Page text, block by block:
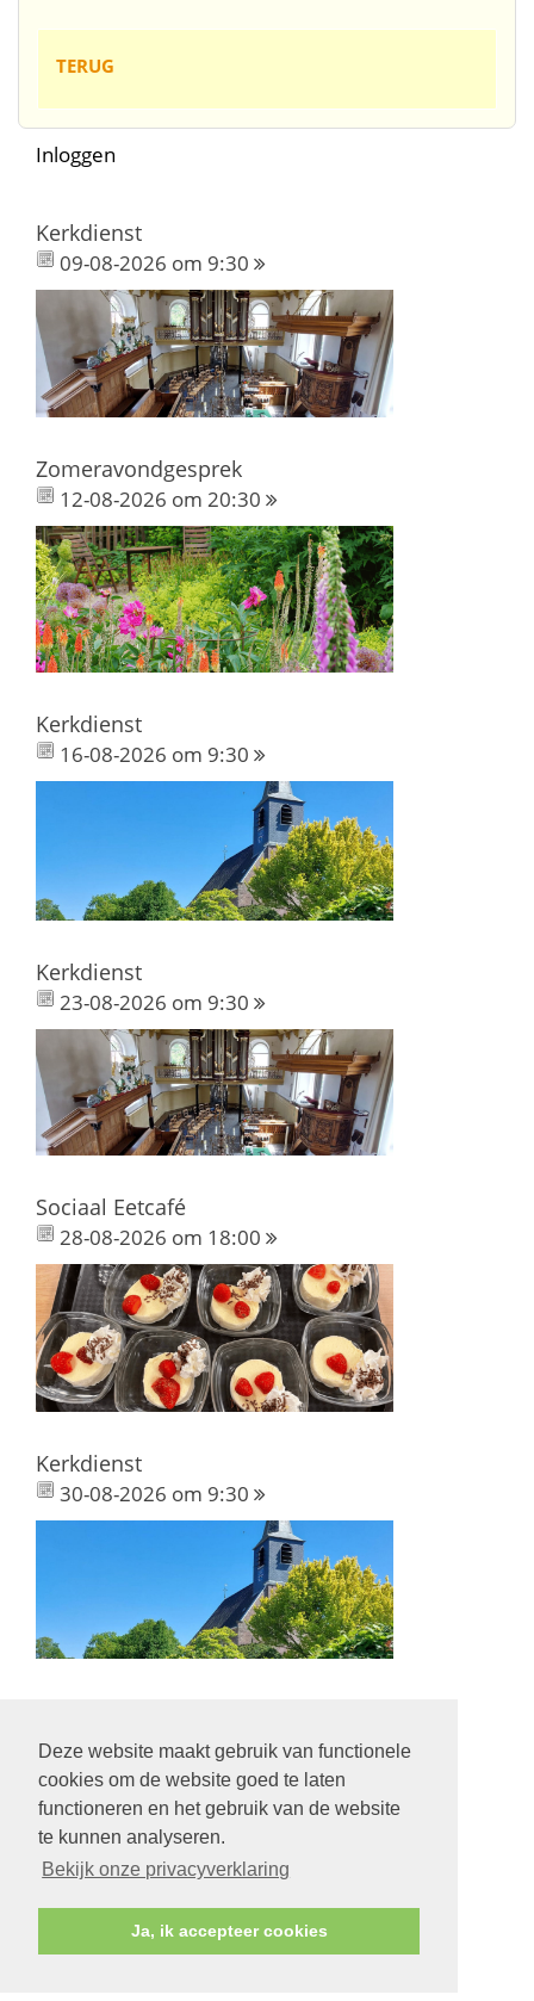
Deze website maakt gebruik van functionele
cookies om de website goed te laten
functioneren en het gebruik van de website
te kunnen analyseren.
Bekijk onze privacyverklaring
Ja, ik accepteer cookies
TERUG
Inloggen
Kerkdienst
09-08-2026 om 9:30
Zomeravondgesprek
12-08-2026 om 20:30
Kerkdienst
16-08-2026 om 9:30
Kerkdienst
23-08-2026 om 9:30
Sociaal Eetcafé
28-08-2026 om 18:00
Kerkdienst
30-08-2026 om 9:30
Volg ons op:
© Protestantse Gemeente Hurdegaryp
Contact
Veilige kerk Privacy